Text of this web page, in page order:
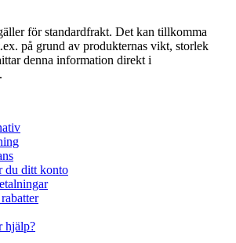
för standardfrakt. Det kan tillkomma
på grund av produkternas vikt, storlek
denna information direkt i
du ditt konto
hjälp?